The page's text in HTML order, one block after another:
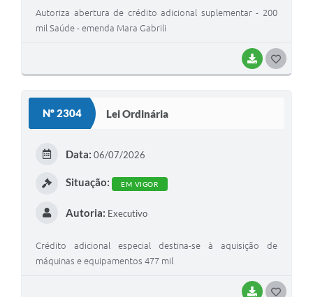
BAIXAR
Autoriza abertura de crédito adicional suplementar - 200
mil Saúde - emenda Mara Gabrili
Nº 2304 Lei Ordinária
BAIXAR
Data: 06/07/2026
Situação: EM VIGOR
Autoria: Executivo
Crédito adicional especial destina-se à aquisição de
máquinas e equipamentos 477 mil